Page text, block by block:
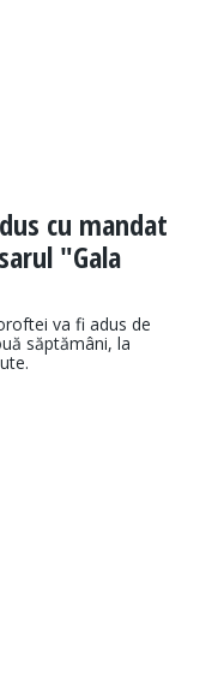
cu mandat
"Gala
va fi adus de
săptămâni, la